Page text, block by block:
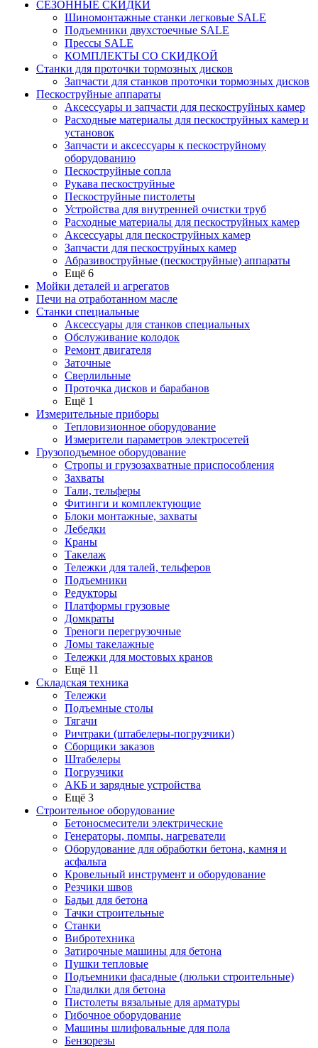
СЕЗОННЫЕ СКИДКИ
Шиномонтажные станки легковые SALE
Подъемники двухстоечные SALE
Прессы SALE
КОМПЛЕКТЫ СО СКИДКОЙ
Станки для проточки тормозных дисков
Запчасти для станков проточки тормозных дисков
Пескоструйные аппараты
Аксессуары и запчасти для пескоструйных камер
Расходные материалы для пескоструйных камер и
установок
Запчасти и аксессуары к пескоструйному
оборудованию
Пескоструйные сопла
Рукава пескоструйные
Пескоструйные пистолеты
Устройства для внутренней очистки труб
Расходные материалы для пескоструйных камер
Аксессуары для пескоструйных камер
Запчасти для пескоструйных камер
Абразивоструйные (пескоструйные) аппараты
Ещё 6
Мойки деталей и агрегатов
Печи на отработанном масле
Станки специальные
Аксессуары для станков специальных
Обслуживание колодок
Ремонт двигателя
Заточные
Сверлильные
Проточка дисков и барабанов
Ещё 1
Измерительные приборы
Тепловизионное оборудование
Измерители параметров электросетей
Грузоподъемное оборудование
Стропы и грузозахватные приспособления
Захваты
Тали, тельферы
Фитинги и комплектующие
Блоки монтажные, захваты
Лебедки
Краны
Такелаж
Тележки для талей, тельферов
Подъемники
Редукторы
Платформы грузовые
Домкраты
Треноги перегрузочные
Ломы такелажные
Тележки для мостовых кранов
Ещё 11
Складская техника
Тележки
Подъемные столы
Тягачи
Ричтраки (штабелеры-погрузчики)
Сборщики заказов
Штабелеры
Погрузчики
АКБ и зарядные устройства
Ещё 3
Строительное оборудование
Бетоносмесители электрические
Генераторы, помпы, нагреватели
Оборудование для обработки бетона, камня и
асфальта
Кровельный инструмент и оборудование
Резчики швов
Бадьи для бетона
Тачки строительные
Станки
Вибротехника
Затирочные машины для бетона
Пушки тепловые
Подъемники фасадные (люльки строительные)
Гладилки для бетона
Пистолеты вязальные для арматуры
Гибочное оборудование
Машины шлифовальные для пола
Бензорезы